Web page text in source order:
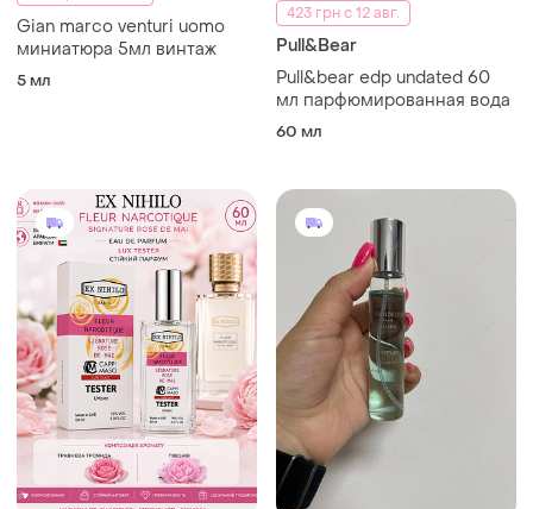
Gian marco venturi uomo
миниатюра 5мл винтаж
5 мл
423 грн с 12 авг.
Pull&Bear
Pull&bear edp undated 60
мл парфюмированная вода
60 мл